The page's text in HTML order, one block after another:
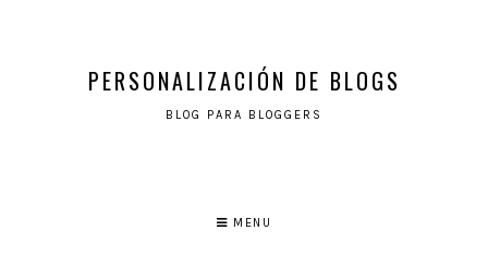
PERSONALIZACIÓN DE BLOGS
BLOG PARA BLOGGERS
MENU